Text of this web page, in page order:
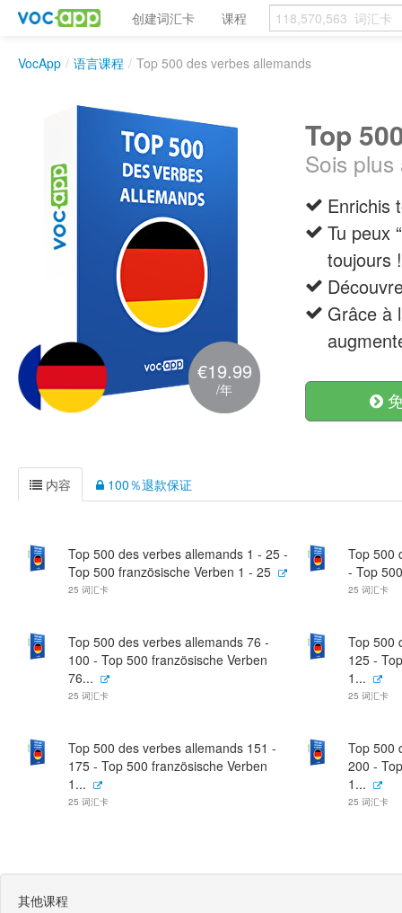
创建词汇卡 课程
VocApp / 语言课程 / Top 500 des verbes allemands
€19.99
/年
Top
Sois plus
Enrichis
Tu peux
toujours !
Grâce à
内容 100％退款保证
Top 500 des verbes allemands 1 - 25 -
Top 500 französische Verben 1 - 25
25 词汇卡
Top 500
- Top
25 词汇卡
Top 500 des verbes allemands 76 -
100 - Top 500 französische Verben
76...
25 词汇卡
Top 500
125 -
1...
25 词汇卡
Top 500 des verbes allemands 151 -
175 - Top 500 französische Verben
1...
25 词汇卡
Top 500
200 -
1...
25 词汇卡
其他课程